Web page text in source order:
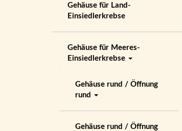
Gehäuse für Land-
Einsiedlerkrebse
Gehäuse für Meeres-
Einsiedlerkrebse
Gehäuse rund / Öffnung
rund
Gehäuse rund / Öffnung